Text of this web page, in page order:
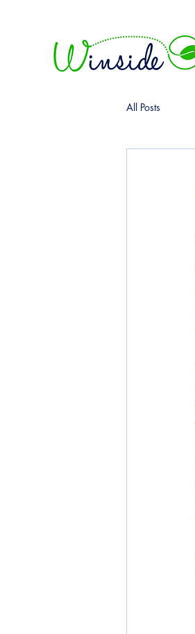
All Posts